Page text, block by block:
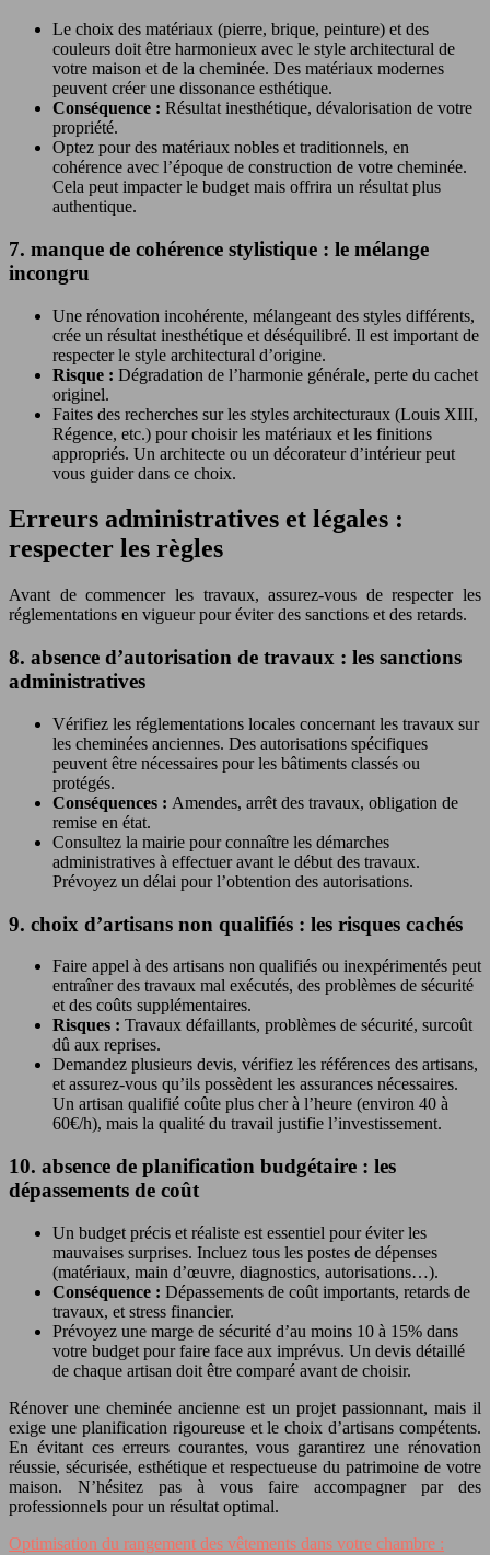
Le choix des matériaux (pierre, brique, peinture) et des
couleurs doit être harmonieux avec le style architectural de
votre maison et de la cheminée. Des matériaux modernes
peuvent créer une dissonance esthétique.
Conséquence : Résultat inesthétique, dévalorisation de votre
propriété.
Optez pour des matériaux nobles et traditionnels, en
cohérence avec l’époque de construction de votre cheminée.
Cela peut impacter le budget mais offrira un résultat plus
authentique.
7. manque de cohérence stylistique : le mélange
incongru
Une rénovation incohérente, mélangeant des styles différents,
crée un résultat inesthétique et déséquilibré. Il est important de
respecter le style architectural d’origine.
Risque : Dégradation de l’harmonie générale, perte du cachet
originel.
Faites des recherches sur les styles architecturaux (Louis XIII,
Régence, etc.) pour choisir les matériaux et les finitions
appropriés. Un architecte ou un décorateur d’intérieur peut
vous guider dans ce choix.
Erreurs administratives et légales :
respecter les règles
Avant de commencer les travaux, assurez-vous de respecter les
réglementations en vigueur pour éviter des sanctions et des retards.
8. absence d’autorisation de travaux : les sanctions
administratives
Vérifiez les réglementations locales concernant les travaux sur
les cheminées anciennes. Des autorisations spécifiques
peuvent être nécessaires pour les bâtiments classés ou
protégés.
Conséquences : Amendes, arrêt des travaux, obligation de
remise en état.
Consultez la mairie pour connaître les démarches
administratives à effectuer avant le début des travaux.
Prévoyez un délai pour l’obtention des autorisations.
9. choix d’artisans non qualifiés : les risques cachés
Faire appel à des artisans non qualifiés ou inexpérimentés peut
entraîner des travaux mal exécutés, des problèmes de sécurité
et des coûts supplémentaires.
Risques : Travaux défaillants, problèmes de sécurité, surcoût
dû aux reprises.
Demandez plusieurs devis, vérifiez les références des artisans,
et assurez-vous qu’ils possèdent les assurances nécessaires.
Un artisan qualifié coûte plus cher à l’heure (environ 40 à
60€/h), mais la qualité du travail justifie l’investissement.
10. absence de planification budgétaire : les
dépassements de coût
Un budget précis et réaliste est essentiel pour éviter les
mauvaises surprises. Incluez tous les postes de dépenses
(matériaux, main d’œuvre, diagnostics, autorisations…).
Conséquence : Dépassements de coût importants, retards de
travaux, et stress financier.
Prévoyez une marge de sécurité d’au moins 10 à 15% dans
votre budget pour faire face aux imprévus. Un devis détaillé
de chaque artisan doit être comparé avant de choisir.
Rénover une cheminée ancienne est un projet passionnant, mais il
exige une planification rigoureuse et le choix d’artisans compétents.
En évitant ces erreurs courantes, vous garantirez une rénovation
réussie, sécurisée, esthétique et respectueuse du patrimoine de votre
maison. N’hésitez pas à vous faire accompagner par des
professionnels pour un résultat optimal.
Optimisation du rangement des vêtements dans votre chambre :